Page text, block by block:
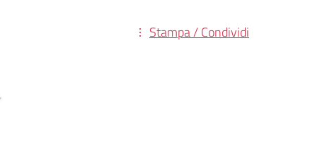
Stampa / Condividi